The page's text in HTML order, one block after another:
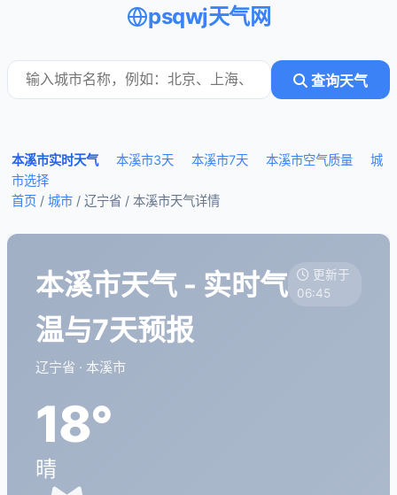
psqwj天气网
查询天气
本溪市实时天气 本溪市3天 本溪市7天 本溪市空气质量
城
市选择
首页 / 城市 / 辽宁省 / 本溪市天气详情
本溪市天气 - 实时气
温与7天预报
辽宁省 · 本溪市
更新于
06:45
18°
晴